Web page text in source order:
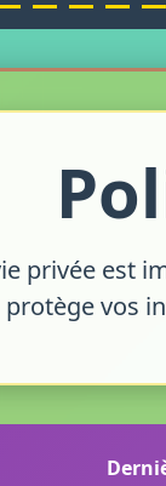
privée est
protège vos